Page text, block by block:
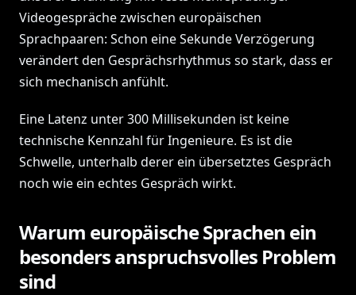
Videogespräche zwischen europäischen
Sprachpaaren: Schon eine Sekunde Verzögerung
verändert den Gesprächsrhythmus so stark, dass er
sich mechanisch anfühlt.
Eine Latenz unter 300 Millisekunden ist keine
technische Kennzahl für Ingenieure. Es ist die
Schwelle, unterhalb derer ein übersetztes Gespräch
noch wie ein echtes Gespräch wirkt.
Warum europäische Sprachen ein
besonders anspruchsvolles Problem
sind